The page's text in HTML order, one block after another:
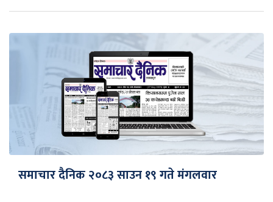
समाचार दैनिक २०८३ साउन १९ गते मंगलवार